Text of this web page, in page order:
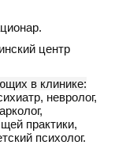
центр
в клинике:
невролог,
практики,
психолог.